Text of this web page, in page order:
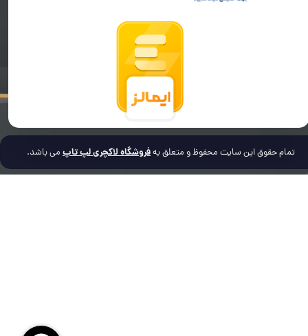
تمام حقوق این سایت محفوظ و متعلق بهفروشگاه لاکچری لپ تاپ می باشد.